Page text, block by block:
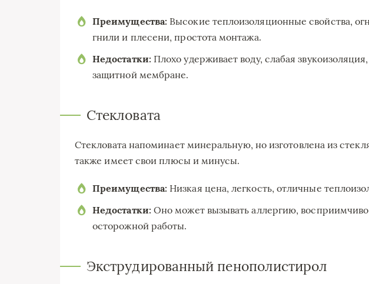
Преимущества: Высокие теплоизоляционные свойства,
гнили и плесени, простота монтажа.
Недостатки: Плохо удерживает воду, слабая
защитной мембране.
Стекловата
Стекловата напоминает минеральную, но изготовлена из
также имеет свои плюсы и минусы.
Преимущества: Низкая цена, легкость, отличные
Недостатки: Оно может вызывать аллергию, восприимчиво
осторожной работы.
Экструдированный пенополистирол